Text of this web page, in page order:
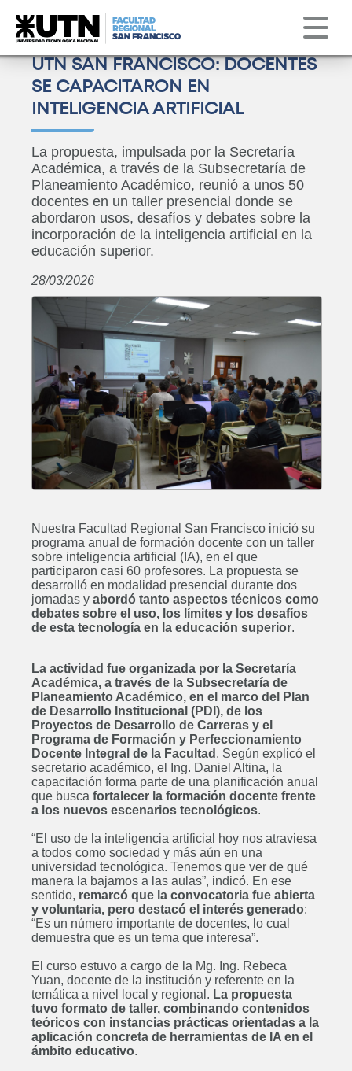
Institucional Obs. Astronómico
UTN SAN FRANCISCO: DOCENTES
SE CAPACITARON EN
INTELIGENCIA ARTIFICIAL
La propuesta, impulsada por la Secretaría
Académica, a través de la Subsecretaría de
Planeamiento Académico, reunió a unos 50
docentes en un taller presencial donde se
abordaron usos, desafíos y debates sobre la
incorporación de la inteligencia artificial en la
educación superior.
28/03/2026
Nuestra Facultad Regional San Francisco inició su
programa anual de formación docente con un taller
sobre inteligencia artificial (IA), en el que
participaron casi 60 profesores. La propuesta se
desarrolló en modalidad presencial durante dos
jornadas y abordó tanto aspectos técnicos como
debates sobre el uso, los límites y los desafíos
de esta tecnología en la educación superior.
La actividad fue organizada por la Secretaría
Académica, a través de la Subsecretaría de
Planeamiento Académico, en el marco del Plan
de Desarrollo Institucional (PDI), de los
Proyectos de Desarrollo de Carreras y el
Programa de Formación y Perfeccionamiento
Docente Integral de la Facultad . Según explicó el
secretario académico, el Ing. Daniel Altina, la
capacitación forma parte de una planificación anual
que busca fortalecer la formación docente frente
a los nuevos escenarios tecnológicos.
“El uso de la inteligencia artificial hoy nos atraviesa
a todos como sociedad y más aún en una
universidad tecnológica. Tenemos que ver de qué
manera la bajamos a las aulas”, indicó. En ese
sentido, remarcó que la convocatoria fue abierta
y voluntaria, pero destacó el interés generado:
“Es un número importante de docentes, lo cual
demuestra que es un tema que interesa”.
El curso estuvo a cargo de la Mg. Ing. Rebeca
Yuan, docente de la institución y referente en la
temática a nivel local y regional. La propuesta
tuvo formato de taller, combinando contenidos
teóricos con instancias prácticas orientadas a la
aplicación concreta de herramientas de IA en el
ámbito educativo.